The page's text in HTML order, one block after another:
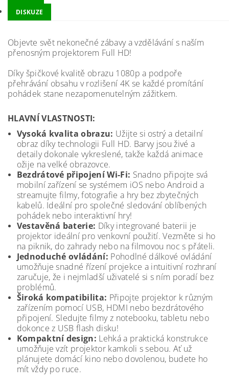
DISKUZE
Objevte svět nekonečné zábavy a vzdělávání s naším
přenosným projektorem Full HD!
Díky špičkové kvalitě obrazu 1080p a podpoře
přehrávání obsahu v rozlišení 4K se každé promítání
pohádek stane nezapomenutelným zážitkem.
HLAVNÍ VLASTNOSTI:
Vysoká kvalita obrazu: Užijte si ostrý a detailní
obraz díky technologii Full HD. Barvy jsou živé a
detaily dokonale vykreslené, takže každá animace
ožije na velké obrazovce.
Bezdrátové připojení Wi-Fi: Snadno připojte svá
mobilní zařízení se systémem iOS nebo Android a
streamujte filmy, fotografie a hry bez zbytečných
kabelů. Ideální pro společné sledování oblíbených
pohádek nebo interaktivní hry!
Vestavěná baterie: Díky integrované baterii je
projektor ideální pro venkovní použití. Vezměte si ho
na piknik, do zahrady nebo na filmovou noc s přáteli.
Jednoduché ovládání: Pohodlné dálkové ovládání
umožňuje snadné řízení projekce a intuitivní rozhraní
zaručuje, že i nejmladší uživatelé si s ním poradí bez
problémů.
Široká kompatibilita: Připojte projektor k různým
zařízením pomocí USB, HDMI nebo bezdrátového
připojení. Sledujte filmy z notebooku, tabletu nebo
dokonce z USB flash disku!
Kompaktní design: Lehká a praktická konstrukce
umožňuje vzít projektor kamkoli s sebou. Ať už
plánujete domácí kino nebo dovolenou, budete ho
mít vždy po ruce.